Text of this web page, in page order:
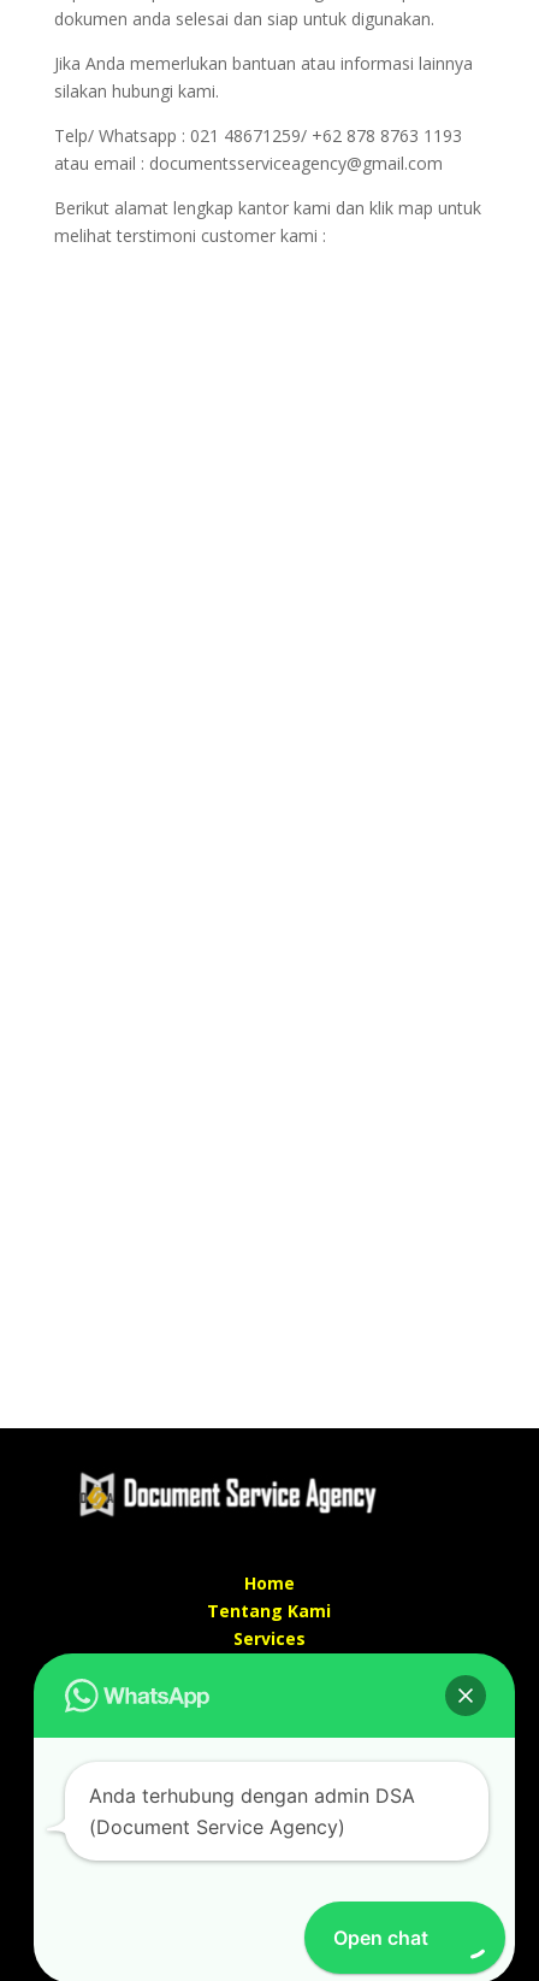
dokumen anda selesai dan siap untuk digunakan.
Jika Anda memerlukan bantuan atau informasi lainnya
silakan hubungi kami.
Telp/ Whatsapp : 021 48671259/ +62 878 8763 1193
atau email : documentsserviceagency@gmail.com
Berikut alamat lengkap kantor kami dan klik map untuk
melihat terstimoni customer kami :
Home
Tentang Kami
Services
Alamat kantor :
Jl Swadaya Pam No 6 Rt 006 Rw 007 Jatinegara,
Cakung, Jakarta Timur 13930
(Dekat Mesjid Al Marzukiyah Swadaya Pam)
No hp/ telpon :087887631193 / 021 48671259
documentsserviceagency@gmail.com
Open chat
Anda terhubung dengan admin DSA
(Document Service Agency)